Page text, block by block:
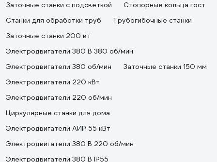
Заточные станки с подсветкой
Стопорные кольца гост
Станки для обработки труб
Трубогибочные станки
Заточные станки 200 вт
Электродвигатели 380 В 380 об/мин
Электродвигатели 380 об/мин
Заточные станки 150 мм
Электродвигатели 220 кВт
Электродвигатели 220 об/мин
Циркулярные станки для дома
Электродвигатели АИР 55 кВт
Электродвигатели 380 В 220 об/мин
Электродвигатели 380 В IP55